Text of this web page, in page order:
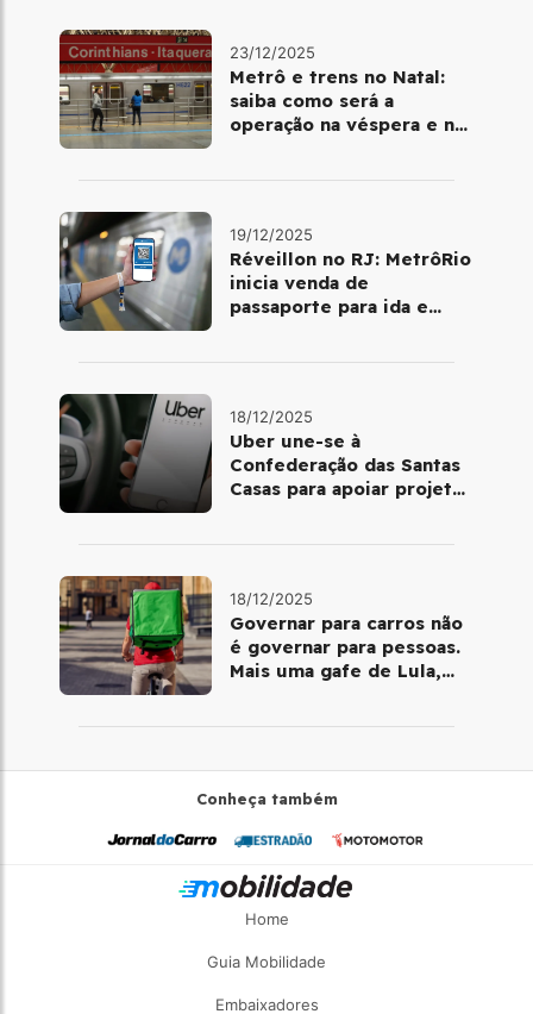
23/12/2025
Metrô e trens no Natal:
saiba como será a
operação na véspera e no
19/12/2025
Réveillon no RJ: MetrôRio
inicia venda de
passaporte para ida e
18/12/2025
Uber une-se à
Confederação das Santas
Casas para apoiar projetos
18/12/2025
Governar para carros não
é governar para pessoas.
Mais uma gafe de Lula,
Conheça também
Home
Guia Mobilidade
Embaixadores